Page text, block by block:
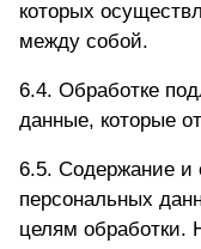
которых
между собой.
6.4. Обработке
данные, которые
6.5. Содержание
персональных
целям обработки.